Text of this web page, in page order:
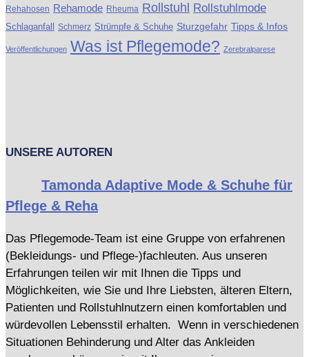
Rehahosen Rehamode Rheuma Rollstuhl Rollstuhlmode
Schlaganfall Schmerz Strümpfe & Schuhe Sturzgefahr Tipps & Infos
Veröffentlichungen Was ist Pflegemode? Zerebralparese
UNSERE AUTOREN
Tamonda Adaptive Mode & Schuhe für
Pflege & Reha
Das Pflegemode-Team ist eine Gruppe von erfahrenen
(Bekleidungs- und Pflege-)fachleuten. Aus unseren
Erfahrungen teilen wir mit Ihnen die Tipps und
Möglichkeiten, wie Sie und Ihre Liebsten, älteren Eltern,
Patienten und Rollstuhlnutzern einen komfortablen und
würdevollen Lebensstil erhalten. Wenn in verschiedenen
Situationen Behinderung und Alter das Ankleiden